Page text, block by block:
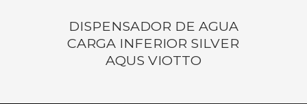
DISPENSADOR DE AGUA
CARGA INFERIOR SILVER
AQUS VIOTTO